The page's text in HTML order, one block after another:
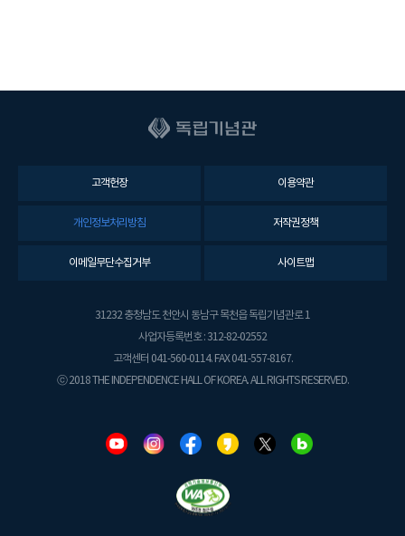
고객헌장 이용약관
개인정보처리방침 저작권정책
이메일무단수집거부 사이트맵
31232 충청남도 천안시 동남구 목천읍 독립기념관로 1
사업자등록번호 : 312-82-02552
고객센터 041-560-0114. FAX 041-557-8167.
ⓒ 2018 THE INDEPENDENCE HALL OF KOREA. ALL RIGHTS RESERVED.